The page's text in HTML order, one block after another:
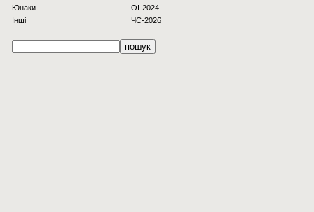
Юнаки
Інші
OI-2024
ЧС-2026